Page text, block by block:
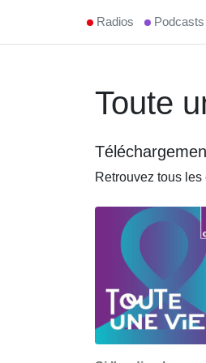
Radios Podcasts
Toute
Retrouvez tous